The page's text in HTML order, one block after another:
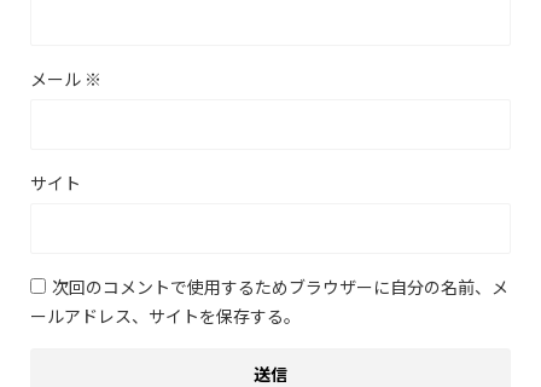
メール ※
サイト
次回のコメントで使用するためブラウザーに自分の名前、メ
ールアドレス、サイトを保存する。